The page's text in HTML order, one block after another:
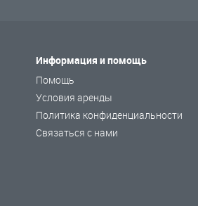
Информация и помощь
Помощь
Условия аренды
Политика конфиденциальности
Связаться с нами